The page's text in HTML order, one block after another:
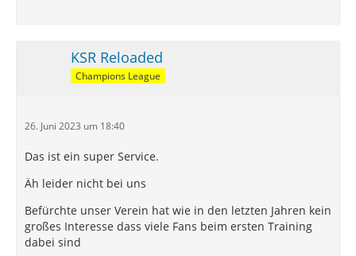
https://www.viktoria1904.de/aktuelles/2023…r-auf-
den-rasen
KSR Reloaded
Champions League
26. Juni 2023 um 18:40
Das ist ein super Service.
Äh leider nicht bei uns
Befürchte unser Verein hat wie in den letzten Jahren kein
großes Interesse dass viele Fans beim ersten Training
dabei sind